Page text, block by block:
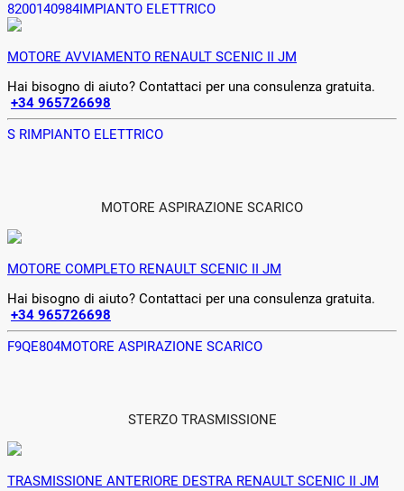
8200140984IMPIANTO ELETTRICO
MOTORE AVVIAMENTO RENAULT SCENIC II JM
Hai bisogno di aiuto? Contattaci per una consulenza gratuita.
+34 965726698
S R IMPIANTO ELETTRICO
MOTORE ASPIRAZIONE SCARICO
MOTORE COMPLETO RENAULT SCENIC II JM
Hai bisogno di aiuto? Contattaci per una consulenza gratuita.
+34 965726698
F9QE804MOTORE ASPIRAZIONE SCARICO
STERZO TRASMISSIONE
TRASMISSIONE ANTERIORE DESTRA RENAULT SCENIC II JM